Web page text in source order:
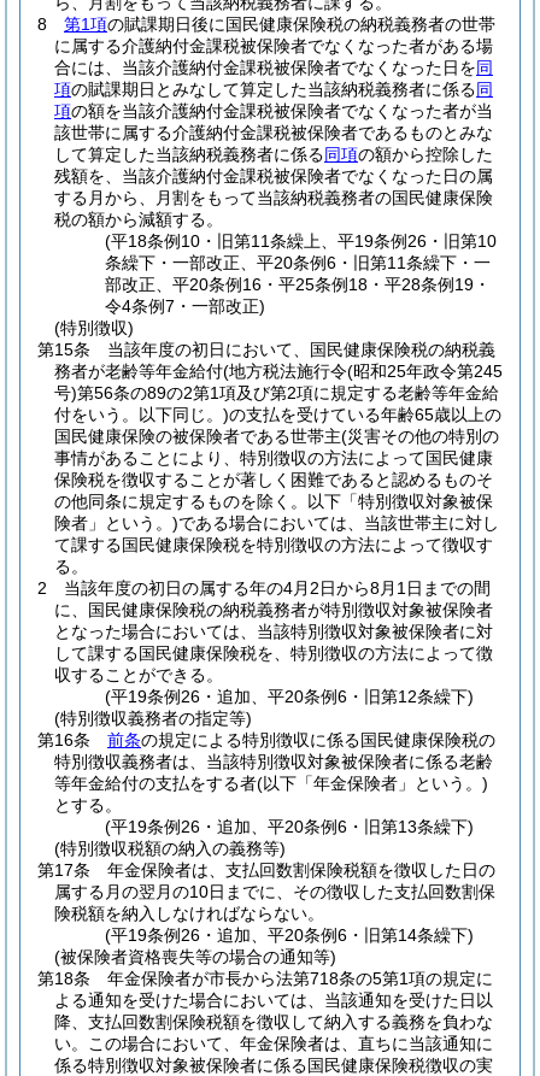
8
第1項の賦課期日後に国民健康保険税の納税義務者の世帯
に属する介護納付金課税被保険者でなくなった者がある場
合には、当該介護納付金課税被保険者でなくなった日を同
項の賦課期日とみなして算定した当該納税義務者に係る同
項の額を当該介護納付金課税被保険者でなくなった者が当
該世帯に属する介護納付金課税被保険者であるものとみな
して算定した当該納税義務者に係る同項の額から控除した
残額を、当該介護納付金課税被保険者でなくなった日の属
する月から、月割をもって当該納税義務者の国民健康保険
税の額から減額する。
(平18条例10・旧第11条繰上、平19条例26・旧第10
条繰下・一部改正、平20条例6・旧第11条繰下・一
部改正、平20条例16・平25条例18・平28条例19・
令4条例7・一部改正)
(特別徴収)
第15条
当該年度の初日において、国民健康保険税の納税義
務者が老齢等年金給付(地方税法施行令(昭和25年政令第245
号)第56条の89の2第1項及び第2項に規定する老齢等年金給
付をいう。以下同じ。)の支払を受けている年齢65歳以上の
国民健康保険の被保険者である世帯主(災害その他の特別の
事情があることにより、特別徴収の方法によって国民健康
保険税を徴収することが著しく困難であると認めるものそ
の他同条に規定するものを除く。以下「特別徴収対象被保
険者」という。)である場合においては、当該世帯主に対し
て課する国民健康保険税を特別徴収の方法によって徴収す
る。
2
当該年度の初日の属する年の4月2日から8月1日までの間
に、国民健康保険税の納税義務者が特別徴収対象被保険者
となった場合においては、当該特別徴収対象被保険者に対
して課する国民健康保険税を、特別徴収の方法によって徴
収することができる。
(平19条例26・追加、平20条例6・旧第12条繰下)
(特別徴収義務者の指定等)
第16条
前条の規定による特別徴収に係る国民健康保険税の
特別徴収義務者は、当該特別徴収対象被保険者に係る老齢
等年金給付の支払をする者(以下「年金保険者」という。)
とする。
(平19条例26・追加、平20条例6・旧第13条繰下)
(特別徴収税額の納入の義務等)
第17条
年金保険者は、支払回数割保険税額を徴収した日の
属する月の翌月の10日までに、その徴収した支払回数割保
険税額を納入しなければならない。
(平19条例26・追加、平20条例6・旧第14条繰下)
(被保険者資格喪失等の場合の通知等)
第18条
年金保険者が市長から法第718条の5第1項の規定に
よる通知を受けた場合においては、当該通知を受けた日以
降、支払回数割保険税額を徴収して納入する義務を負わな
い。
この場合において、年金保険者は、直ちに当該通知に
係る特別徴収対象被保険者に係る国民健康保険税徴収の実